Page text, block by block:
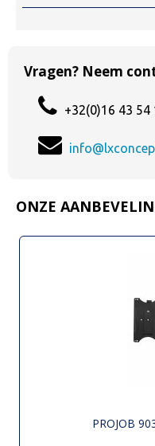
Vragen? Neem
+32(0)16 43 54
ONZE
PROJOB